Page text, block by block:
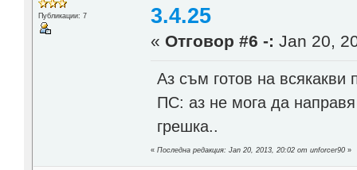
Публикации: 7
3.4.25
« Отговор #6 -: Jan 20,
Аз съм готов на
ПС: аз не мога да
грешка..
«Последна редакция: Jan 20, 2013, 20:02 от unforcer90 »